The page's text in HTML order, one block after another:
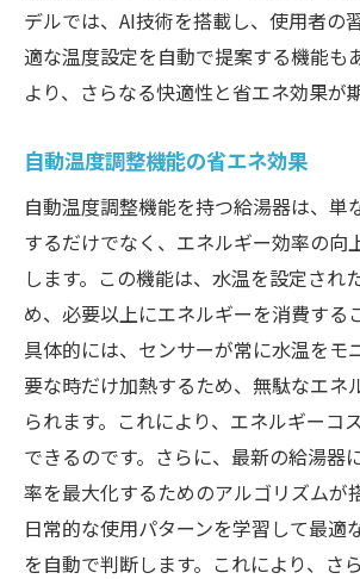
デルでは、AI技術を搭載し、使用者の
適な温度設定を自動で提案する機能も
より、さらなる快適性と省エネ効果が
自動温度調整機能の省エネ効果
自動温度調整機能を持つ給湯器は、単
するだけでなく、エネルギー効率の向
します。この機能は、水温を設定され
め、必要以上にエネルギーを消費する
具体的には、センサーが常に水温をモ
要な時だけ加熱するため、無駄なエネ
られます。これにより、エネルギーコ
できるのです。さらに、最新の給湯器
率を最大化するためのアルゴリズムが
日常的な使用パターンを学習して最適
を自動で判断します。これにより、さ